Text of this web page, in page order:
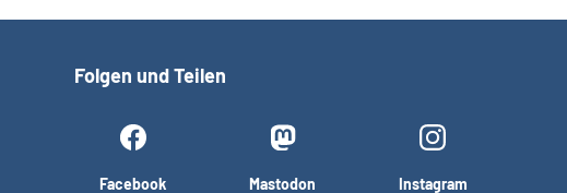
Folgen und Teilen
Facebook Mastodon Instagram